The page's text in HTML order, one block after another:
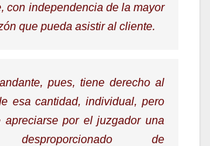
con independencia de la mayor
que pueda asistir al cliente.
pues, tiene derecho al
esa cantidad, individual, pero
apreciarse por el juzgador una
desproporcionado de